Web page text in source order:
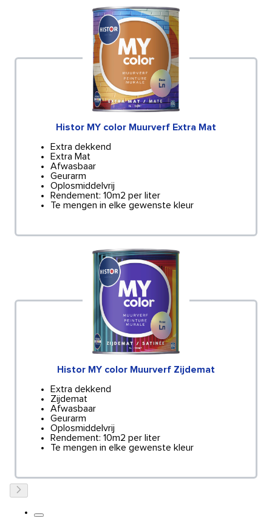
Histor MY color Muurverf Extra Mat
Extra dekkend
Extra Mat
Afwasbaar
Geurarm
Oplosmiddelvrij
Rendement: 10m2 per liter
Te mengen in elke gewenste kleur
Histor MY color Muurverf Zijdemat
Extra dekkend
Zijdemat
Afwasbaar
Geurarm
Oplosmiddelvrij
Rendement: 10m2 per liter
Te mengen in elke gewenste kleur